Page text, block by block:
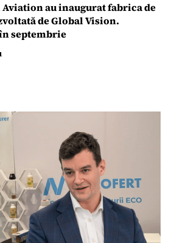
au inaugurat fabrica de
de Global Vision.
septembrie